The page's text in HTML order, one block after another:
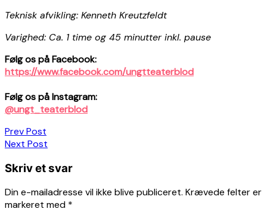
Teknisk afvikling: Kenneth Kreutzfeldt
Varighed: Ca. 1 time og 45 minutter inkl. pause
Følg os på Facebook:
https://www.facebook.com/ungtteaterblod
Følg os på Instagram:
@ungt_teaterblod
Indlægsnavigation
Prev Post
Next Post
Skriv et svar
Din e-mailadresse vil ikke blive publiceret. Krævede felter er
markeret med *